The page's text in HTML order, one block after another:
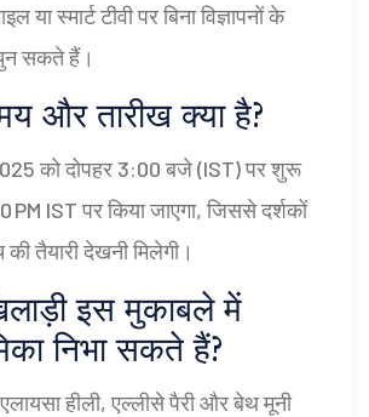
या स्मार्ट टीवी पर बिना विज्ञापनों के
चुन सकते हैं।
और तारीख क्या है?
को दोपहर 3:00 बजे (IST) पर शुरू
PM IST पर किया जाएगा, जिससे दर्शकों
तैयारी देखनी मिलेगी।
इस मुकाबले में
निभा सकते हैं?
हीली, एल्लीसे पैरी और बेथ मूनी